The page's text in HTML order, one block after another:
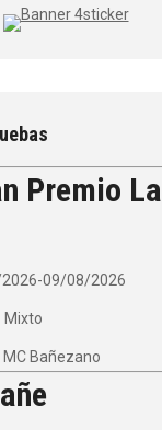
Premio La
09/08/2026
Mixto
MC Bañezano